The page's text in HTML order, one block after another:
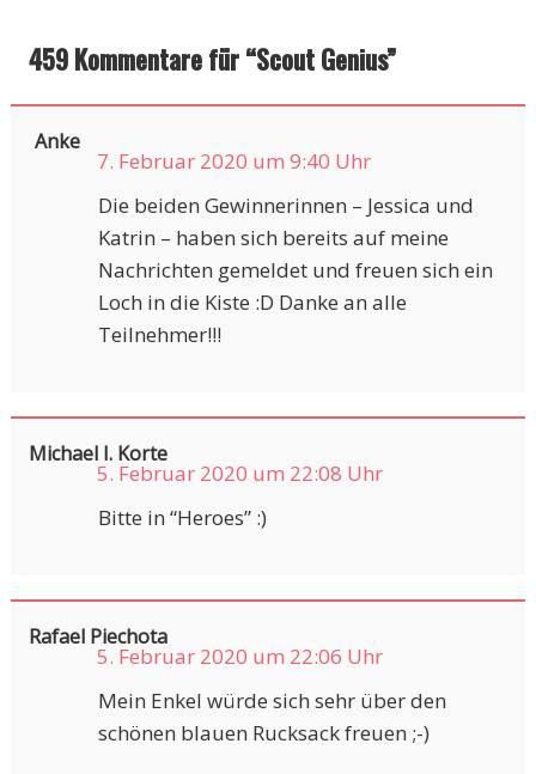
459 Kommentare für “Scout Genius”
Anke
7. Februar 2020 um 9:40 Uhr
Die beiden Gewinnerinnen – Jessica und
Katrin – haben sich bereits auf meine
Nachrichten gemeldet und freuen sich ein
Loch in die Kiste :D Danke an alle
Teilnehmer!!!
Michael I. Korte
5. Februar 2020 um 22:08 Uhr
Bitte in “Heroes” :)
Rafael Piechota
5. Februar 2020 um 22:06 Uhr
Mein Enkel würde sich sehr über den
schönen blauen Rucksack freuen ;-)